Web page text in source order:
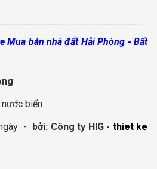
Mua bán nhà đất Hải Phòng - Bất
nước biển
- bởi: Công ty HIG - thiet ke